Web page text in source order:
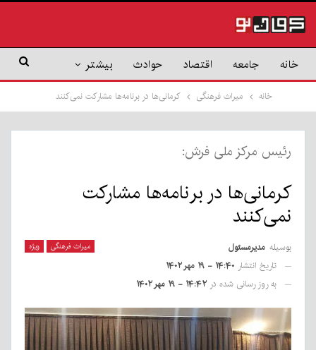
خانه جامعه اقتصاد حوادث بیشتر
خانه میراث فرهنگی کرمانی‌ها در برنامه‌ها مشارکت نمی‌کنند
رئیس مرکز ملی فرش:
کرمانی‌ها در برنامه‌ها مشارکت
نمی‌کنند
میراث فرهنگی ویژه بوسیله مدیرمسئول
تاریخ انتشار ۱۴:۴۰ - ۱۹ مهر ۱۴۰۲
به روز رسانی شده در ۱۴:۴۲ - ۱۹ مهر ۱۴۰۲